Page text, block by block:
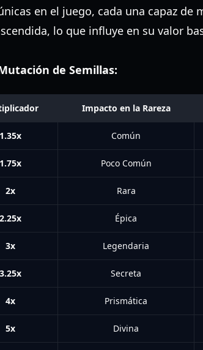
en el juego, cada una capaz de
lo que influye en su valor
de Semillas:
Impacto en la Rareza
1.35x Común
1.75x Poco Común
2x Rara
2.25x Épica
3x Legendaria
3.25x Secreta
4x Prismática
5x Divina